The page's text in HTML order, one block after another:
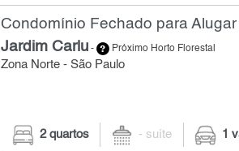
Condomínio Fechado para
Jardim Carlu - Próximo Horto Florestal
Zona Norte - São Paulo
2 quartos - suíte 1